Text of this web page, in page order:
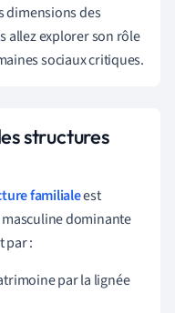
dimensions des
allez explorer son rôle
sociaux critiques.
structures
familialeest
dominante
par :
par la lignée